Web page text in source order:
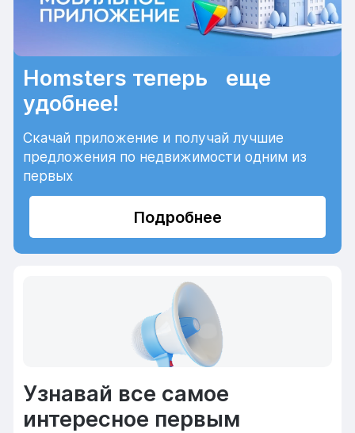
Homsters теперь еще
удобнее!
Скачай приложение и получай лучшие
предложения по недвижимости одним из
первых
Подробнее
Узнавай все самое
интересное первым